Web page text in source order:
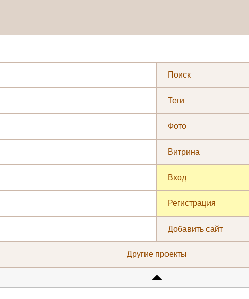
Поиск
Теги
Фото
Витрина
Вход
Регистрация
Добавить сайт
Другие проекты